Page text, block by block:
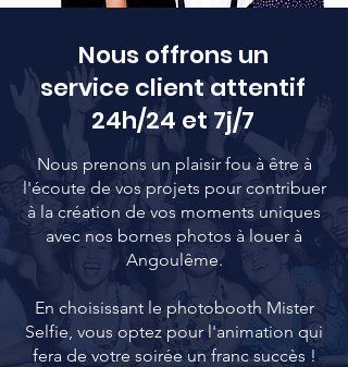
Nous offrons un
service client attentif
24h/24 et 7j/7
Nous prenons un plaisir fou à être à
l'écoute de vos projets pour contribuer
à la création de vos moments uniques
avec nos bornes photos à louer à
Angoulême.
En choisissant le photobooth Mister
Selfie, vous optez pour l'animation qui
fera de votre soirée un franc succès !